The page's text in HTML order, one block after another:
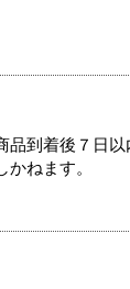
品到着後７日
ねます。